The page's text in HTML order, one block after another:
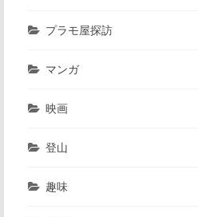
プラモ屋探訪
マンガ
映画
登山
趣味